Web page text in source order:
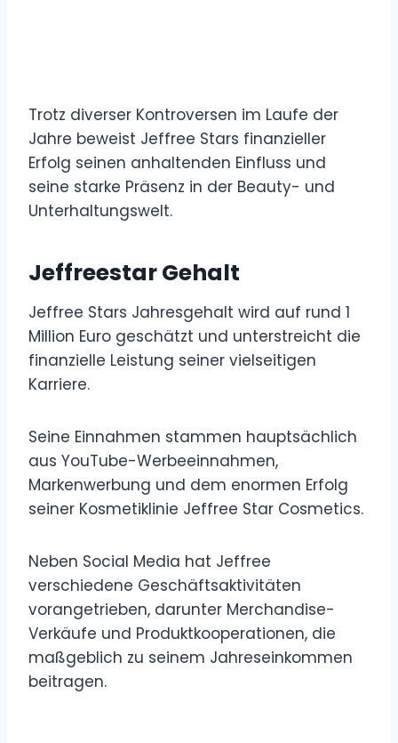
Trotz diverser Kontroversen im Laufe der
Jahre beweist Jeffree Stars finanzieller
Erfolg seinen anhaltenden Einfluss und
seine starke Präsenz in der Beauty- und
Unterhaltungswelt.
Jeffreestar Gehalt
Jeffree Stars Jahresgehalt wird auf rund 1
Million Euro geschätzt und unterstreicht die
finanzielle Leistung seiner vielseitigen
Karriere.
Seine Einnahmen stammen hauptsächlich
aus YouTube-Werbeeinnahmen,
Markenwerbung und dem enormen Erfolg
seiner Kosmetiklinie Jeffree Star Cosmetics.
Neben Social Media hat Jeffree
verschiedene Geschäftsaktivitäten
vorangetrieben, darunter Merchandise-
Verkäufe und Produktkooperationen, die
maßgeblich zu seinem Jahreseinkommen
beitragen.